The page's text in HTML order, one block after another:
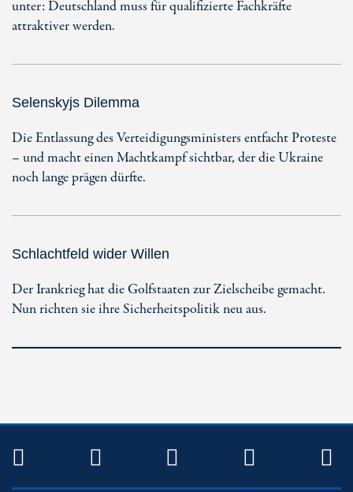
unter: Deutschland muss für qualifizierte Fachkräfte
attraktiver werden.
Selenskyjs Dilemma
Die Entlassung des Verteidigungsministers entfacht Proteste
– und macht einen Machtkampf sichtbar, der die Ukraine
noch lange prägen dürfte.
Schlachtfeld wider Willen
Der Irankrieg hat die Golfstaaten zur Zielscheibe gemacht.
Nun richten sie ihre Sicherheitspolitik neu aus.
TWITTERFACEBOOKINSTAGRAM